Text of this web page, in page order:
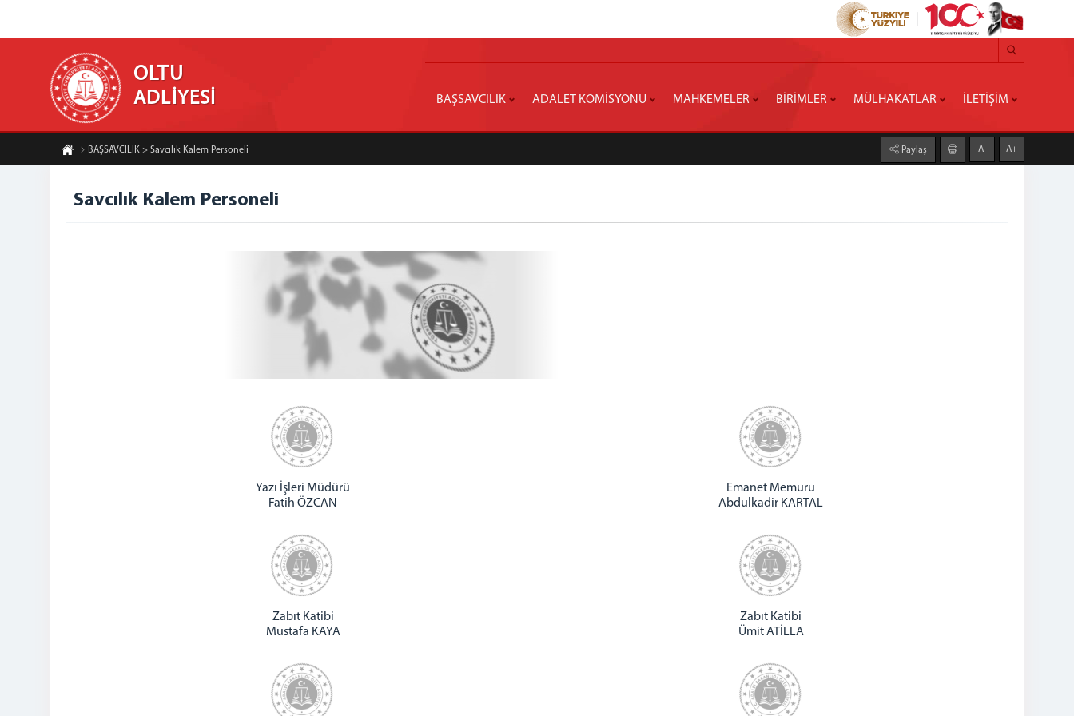
OLTU
ADLİYESİ BAŞSAVCILIK ADALET KOMİSYONU MAHKEMELER BİRİMLER MÜLHAKATLAR İLETİŞİM
BAŞSAVCILIK > Savcılık Kalem Personeli Paylaş A- A+
Savcılık Kalem Personeli
Yazı İşleri Müdürü
Emanet Memuru
Fatih ÖZCAN
Abdulkadir KARTAL
Zabıt Katibi
Zabıt Katibi
Mustafa KAYA
Ümit ATİLLA